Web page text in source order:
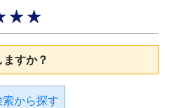
すか？
索から探す